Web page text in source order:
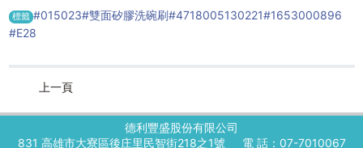
標籤 #015023#雙面矽膠洗碗刷#4718005130221#1653000896
#E28
上一頁
德利豐盛股份有限公司
831 高雄市大寮區後庄里民智街218之1號
電 話：07-7010067